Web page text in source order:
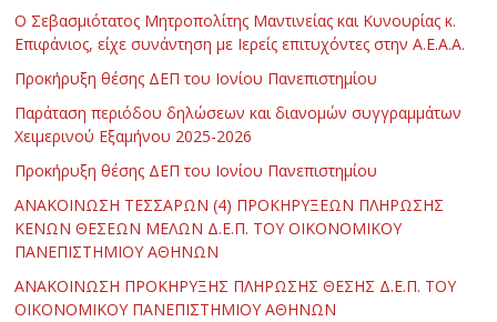
Ο Σεβασμιότατος Μητροπολίτης Μαντινείας και Κυνουρίας κ.
Επιφάνιος, είχε συνάντηση με Ιερείς επιτυχόντες στην Α.Ε.Α.Α.
Προκήρυξη θέσης ΔΕΠ του Ιονίου Πανεπιστημίου
Παράταση περιόδου δηλώσεων και διανομών συγγραμμάτων
Χειμερινού Εξαμήνου 2025-2026
Προκήρυξη θέσης ΔΕΠ του Ιονίου Πανεπιστημίου
ΑΝΑΚΟΙΝΩΣΗ ΤΕΣΣΑΡΩΝ (4) ΠΡΟΚΗΡΥΞΕΩΝ ΠΛΗΡΩΣΗΣ
ΚΕΝΩΝ ΘΕΣΕΩΝ ΜΕΛΩΝ Δ.Ε.Π. ΤΟΥ ΟΙΚΟΝΟΜΙΚΟΥ
ΠΑΝΕΠΙΣΤΗΜΙΟΥ ΑΘΗΝΩΝ
ΑΝΑΚΟΙΝΩΣΗ ΠΡΟΚΗΡΥΞΗΣ ΠΛΗΡΩΣΗΣ ΘΕΣΗΣ Δ.Ε.Π. ΤΟΥ
ΟΙΚΟΝΟΜΙΚΟΥ ΠΑΝΕΠΙΣΤΗΜΙΟΥ ΑΘΗΝΩΝ